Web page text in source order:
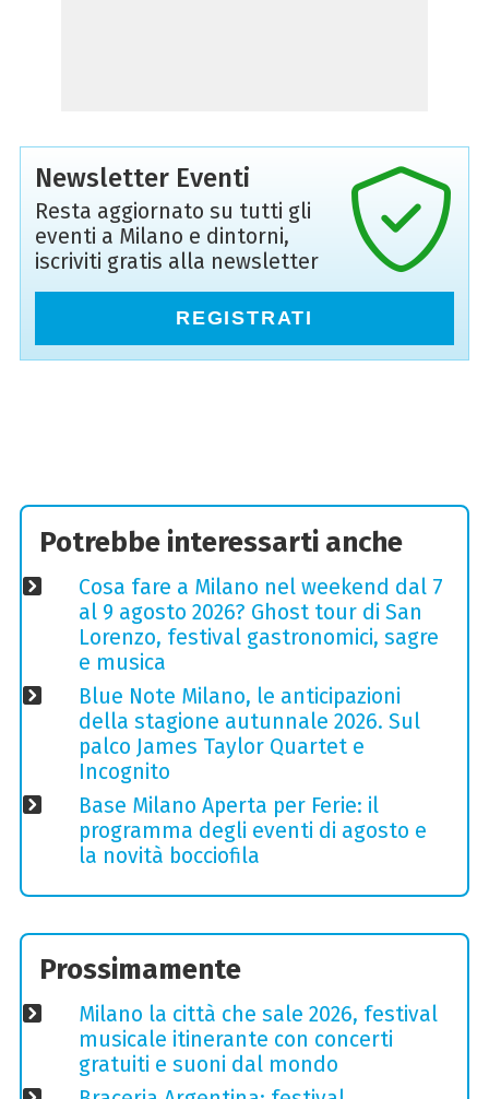
Newsletter Eventi
Resta aggiornato su tutti gli
eventi a Milano e dintorni,
iscriviti gratis alla newsletter
REGISTRATI
Potrebbe interessarti anche
Cosa fare a Milano nel weekend dal 7
al 9 agosto 2026? Ghost tour di San
Lorenzo, festival gastronomici, sagre
e musica
Blue Note Milano, le anticipazioni
della stagione autunnale 2026. Sul
palco James Taylor Quartet e
Incognito
Base Milano Aperta per Ferie: il
programma degli eventi di agosto e
la novità bocciofila
Prossimamente
Milano la città che sale 2026, festival
musicale itinerante con concerti
gratuiti e suoni dal mondo